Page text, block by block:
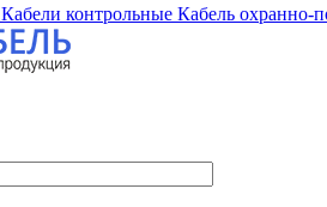
Кабели контрольные Кабель охранно-